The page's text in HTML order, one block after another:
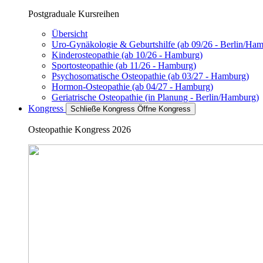
Postgraduale Kursreihen
Übersicht
Uro-Gynäkologie & Geburtshilfe (ab 09/26 - Berlin/
Kinderosteopathie (ab 10/26 - Hamburg)
Sportosteopathie (ab 11/26 - Hamburg)
Psychosomatische Osteopathie (ab 03/27 - Hamburg)
Hormon-Osteopathie (ab 04/27 - Hamburg)
Geriatrische Osteopathie (in Planung - Berlin/Hamburg)
Kongress
Schließe Kongress Öffne Kongress
Osteopathie Kongress 2026